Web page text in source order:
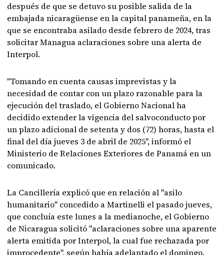
después de que se detuvo su posible salida de la
embajada nicaragüense en la capital panameña, en la
que se encontraba asilado desde febrero de 2024, tras
solicitar Managua aclaraciones sobre una alerta de
Interpol.
"Tomando en cuenta causas imprevistas y la
necesidad de contar con un plazo razonable para la
ejecución del traslado, el Gobierno Nacional ha
decidido extender la vigencia del salvoconducto por
un plazo adicional de setenta y dos (72) horas, hasta el
final del día jueves 3 de abril de 2025", informó el
Ministerio de Relaciones Exteriores de Panamá en un
comunicado.
La Cancillería explicó que en relación al "asilo
humanitario" concedido a Martinelli el pasado jueves,
que concluía este lunes a la medianoche, el Gobierno
de Nicaragua solicitó "aclaraciones sobre una aparente
alerta emitida por Interpol, la cual fue rechazada por
improcedente", según había adelantado el domingo.